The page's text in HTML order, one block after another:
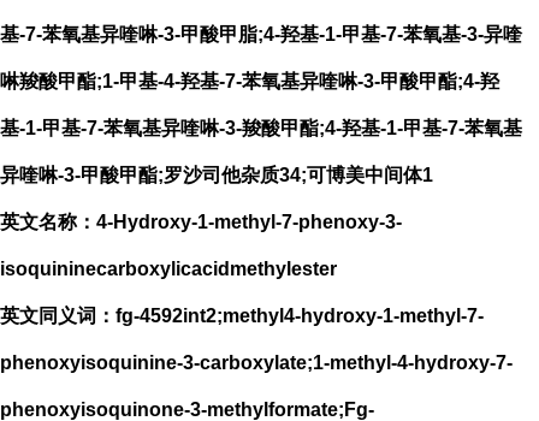
基-7-苯氧基异喹啉-3-甲酸甲脂;4-羟基-1-甲基-7-苯氧基-3-异喹
啉羧酸甲酯;1-甲基-4-羟基-7-苯氧基异喹啉-3-甲酸甲酯;4-羟
基-1-甲基-7-苯氧基异喹啉-3-羧酸甲酯;4-羟基-1-甲基-7-苯氧基
异喹啉-3-甲酸甲酯;罗沙司他杂质34;可博美中间体1
英文名称：4-Hydroxy-1-methyl-7-phenoxy-3-
isoquininecarboxylicacidmethylester
英文同义词：fg-4592int2;methyl4-hydroxy-1-methyl-7-
phenoxyisoquinine-3-carboxylate;1-methyl-4-hydroxy-7-
phenoxyisoquinone-3-methylformate;Fg-